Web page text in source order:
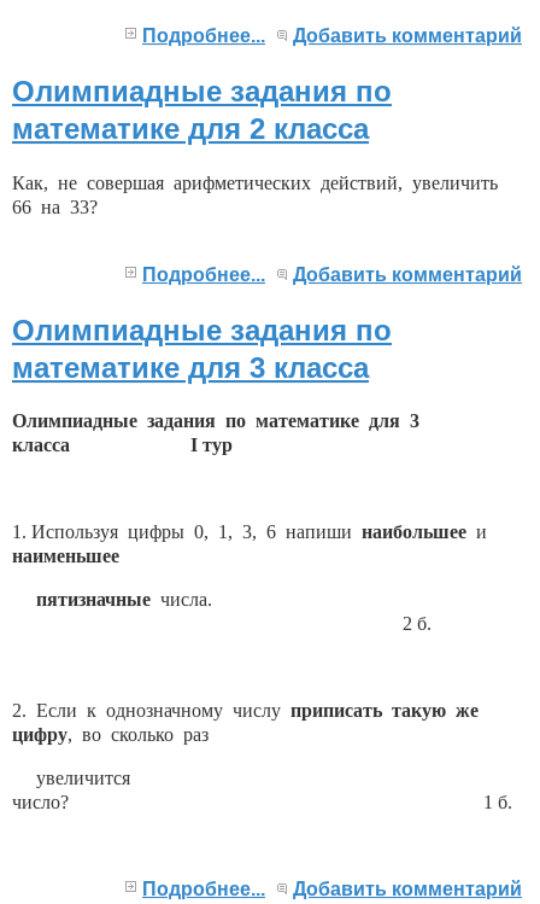
Подробнее... Добавить комментарий
Олимпиадные задания по
математике для 2 класса
Как, не совершая арифметических действий, увеличить
66 на 33?
Подробнее... Добавить комментарий
Олимпиадные задания по
математике для 3 класса
Олимпиадные задания по математике для 3
класса I тур
1. Используя цифры 0, 1, 3, 6 напиши наибольшее и
наименьшее
пятизначные числа.
2 б.
2. Если к однозначному числу приписать такую же
цифру, во сколько раз
увеличится
число? 1 б.
Подробнее... Добавить комментарий